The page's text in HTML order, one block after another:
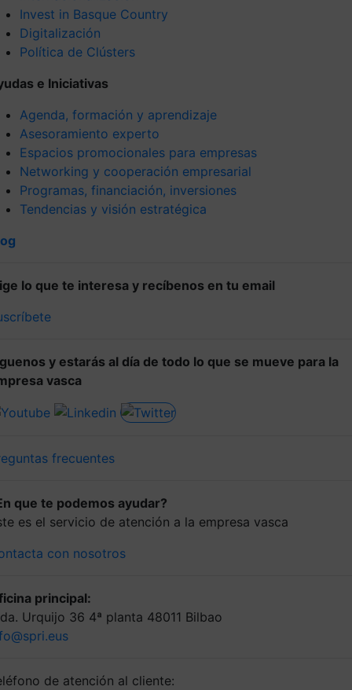
Invest in Basque Country
Digitalización
Política de Clústers
e Iniciativas
Agenda, formación y aprendizaje
Asesoramiento experto
Espacios promocionales para empresas
Networking y cooperación empresarial
Programas, financiación, inversiones
Tendencias y visión estratégica
lo que te interesa y recíbenos en tu email
y estarás al día de todo lo que se mueve para la
vasca
frecuentes
que te podemos ayudar?
es el servicio de atención a la empresa vasca
con nosotros
principal:
Urquijo 36 4ª planta 48011 Bilbao
de atención al cliente: